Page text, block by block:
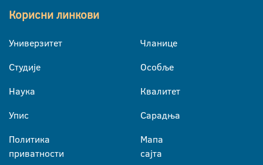
Корисни линкови
Универзитет
Студије
Наука
Упис
Политика
приватности
Чланице
Особље
Квалитет
Сарадња
Мапа
сајта